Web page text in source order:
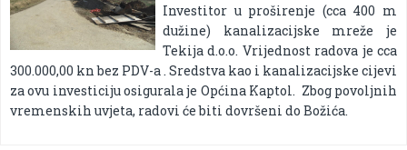
Investitor u proširenje (cca 400 m
dužine) kanalizacijske mreže je
Tekija d.o.o. Vrijednost radova je cca
300.000,00 kn bez PDV-a . Sredstva kao i kanalizacijske cijevi
za ovu investiciju osigurala je Općina Kaptol. Zbog povoljnih
vremenskih uvjeta, radovi će biti dovršeni do Božića.